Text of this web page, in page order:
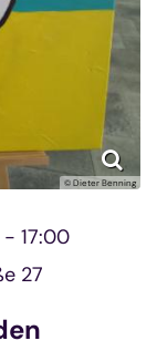
© Dieter Benning
- 17:00
27